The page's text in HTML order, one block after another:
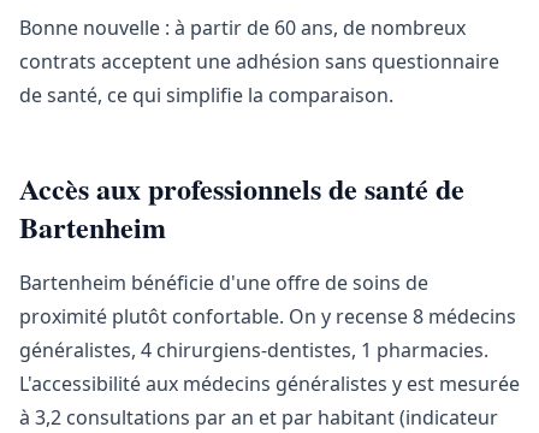
Bonne nouvelle : à partir de 60 ans, de nombreux
contrats acceptent une adhésion sans questionnaire
de santé, ce qui simplifie la comparaison.
Accès aux professionnels de santé de
Bartenheim
Bartenheim bénéficie d'une offre de soins de
proximité plutôt confortable. On y recense 8 médecins
généralistes, 4 chirurgiens-dentistes, 1 pharmacies.
L'accessibilité aux médecins généralistes y est mesurée
à 3,2 consultations par an et par habitant (indicateur